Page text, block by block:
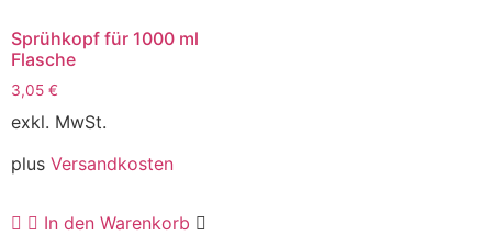
Sprühkopf für 1000 ml
Flasche
3,05 €
exkl. MwSt.
plus Versandkosten
In den Warenkorb